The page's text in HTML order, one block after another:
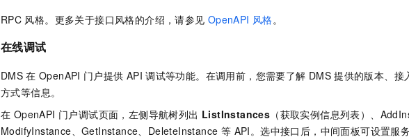
RPC 风格。更多关于接口风格的介绍，请参见 OpenAPI 风格。
在线调试
DMS 在 OpenAPI 门户提供 API 调试等功能。在调用前，您需要了解 DMS 提供的版本、接
方式等信息。
在 OpenAPI 门户调试页面，左侧导航树列出 ListInstances （获取实例信息列表）、
ModifyInstance、GetInstance、DeleteInstance 等 API。选中接口后，中间面板可设置服